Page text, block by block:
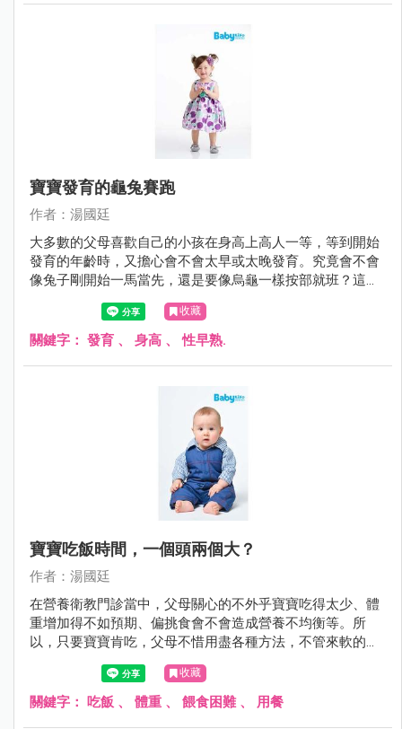
寶寶發育的龜兔賽跑
作者：湯國廷
大多數的父母喜歡自己的小孩在身高上高人一等，等到開始
發育的年齡時，又擔心會不會太早或太晚發育。究竟會不會
像兔子剛開始一馬當先，還是要像烏龜一樣按部就班？這個
問題時常困擾著父母。
收藏
關鍵字： 發育 、 身高 、性早熟.
寶寶吃飯時間，一個頭兩個大？
作者：湯國廷
在營養衛教門診當中，父母關心的不外乎寶寶吃得太少、體
重增加得不如預期、偏挑食會不會造成營養不均衡等。所
以，只要寶寶肯吃，父母不惜用盡各種方法，不管來軟的或
是來硬的，甚至仿效老萊子娛親（只是這回對象是自己寶
寶）。但有些方法可能第一次有效，久了就失效，甚至造成
反效果，看到飯端出來就跑給父母追或緊閉雙唇。
收藏
關鍵字： 吃飯 、 體重 、 餵食困難、 用餐